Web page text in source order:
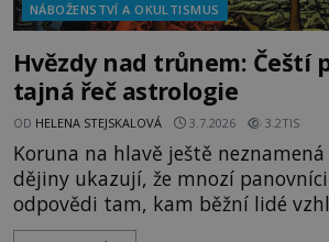
NÁBOŽENSTVÍ A OKULTISMUS
Hvězdy nad trůnem: Čeští
tajná řeč astrologie
OD HELENA STEJSKALOVÁ 3.7.2026 3.2TIS
Koruna na hlavě ještě
dějiny ukazují, že mnozí
odpovědi tam, kam běžní lidé
jasných nocí – ke hvězdám.